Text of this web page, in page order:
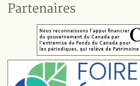
Partenaires